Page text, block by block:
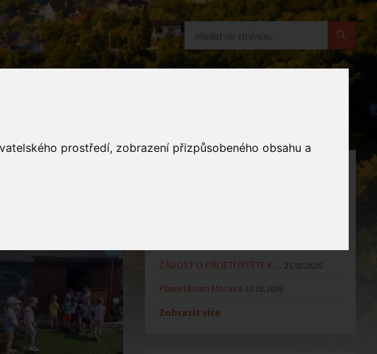
prostředí, zobrazení přizpůsobeného obsahu a
ŽÁDOST O PŘIJETÍ DÍTĚTE K… 25.02.2026
Planetárium Morava 23.02.2026
Zobrazit více